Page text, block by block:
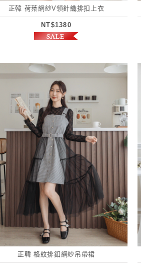
正韓 荷葉網紗V領針織排扣上衣
NT$1380
正韓 格紋排釦網紗吊帶裙